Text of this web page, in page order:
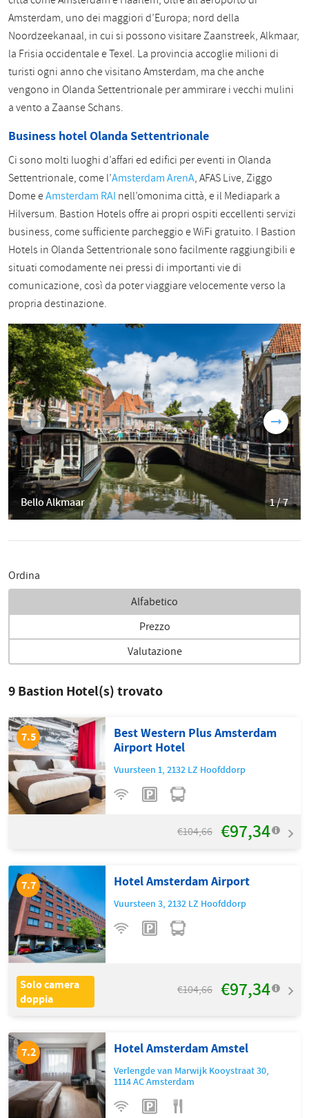
Amsterdam, uno dei maggiori d’Europa; nord della
Noordzeekanaal, in cui si possono visitare Zaanstreek, Alkmaar,
la Frisia occidentale e Texel. La provincia accoglie milioni di
turisti ogni anno che visitano Amsterdam, ma che anche
vengono in Olanda Settentrionale per ammirare i vecchi mulini
a vento a Zaanse Schans.
Business hotel Olanda Settentrionale
Ci sono molti luoghi d’affari ed edifici per eventi in Olanda
Settentrionale, come l’Amsterdam ArenA, AFAS Live, Ziggo
Dome eAmsterdam RAI nell’omonima città, e il Mediapark a
Hilversum. Bastion Hotels offre ai propri ospiti eccellenti servizi
business, come sufficiente parcheggio e WiFi gratuito. I Bastion
Hotels in Olanda Settentrionale sono facilmente raggiungibili e
situati comodamente nei pressi di importanti vie di
comunicazione, così da poter viaggiare velocemente verso la
propria destinazione.
Bello Alkmaar 1 / 7
Ordina
Alfabetico
Prezzo
Valutazione
9Bastion Hotel(s) trovato
7.7 Hotel Amsterdam Airport
Vuursteen 3,2132 LZ Hoofddorp
Solo camera
doppia
€104,66 €97,34
7.2 Hotel Amsterdam Amstel
Verlengde van Marwijk Kooystraat 30,
1114 ACAmsterdam
7.5
Best Western Plus Amsterdam
Airport Hotel
Vuursteen 1,2132 LZ Hoofddorp
€104,66 €97,34